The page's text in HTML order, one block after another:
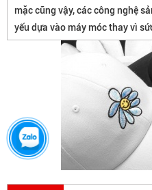
mặc cũng vậy, các công nghệ
yếu dựa vào máy móc thay vì